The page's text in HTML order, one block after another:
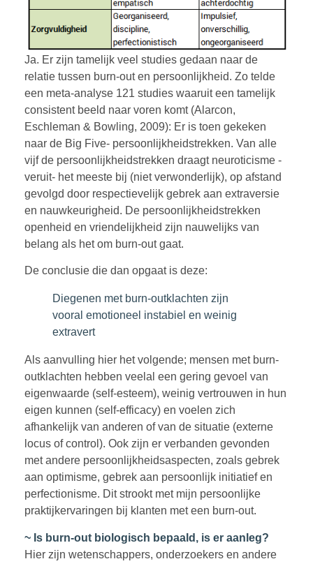
Ja. Er zijn tamelijk veel studies gedaan naar de
relatie tussen burn-out en persoonlijkheid. Zo telde
een meta-analyse 121 studies waaruit een tamelijk
consistent beeld naar voren komt (Alarcon,
Eschleman & Bowling, 2009): Er is toen gekeken
naar de Big Five- persoonlijkheidstrekken. Van alle
vijf de persoonlijkheidstrekken draagt neuroticisme -
veruit- het meeste bij (niet verwonderlijk), op afstand
gevolgd door respectievelijk gebrek aan extraversie
en nauwkeurigheid. De persoonlijkheidstrekken
openheid en vriendelijkheid zijn nauwelijks van
belang als het om burn-out gaat.
De conclusie die dan opgaat is deze:
Diegenen met burn-outklachten zijn
vooral emotioneel instabiel en weinig
extravert
Als aanvulling hier het volgende; mensen met burn-
outklachten hebben veelal een gering gevoel van
eigenwaarde (self-esteem), weinig vertrouwen in hun
eigen kunnen (self-efficacy) en voelen zich
afhankelijk van anderen of van de situatie (externe
locus of control). Ook zijn er verbanden gevonden
met andere persoonlijkheidsaspecten, zoals gebrek
aan optimisme, gebrek aan persoonlijk initiatief en
perfectionisme. Dit strookt met mijn persoonlijke
praktijkervaringen bij klanten met een burn-out.
~ Is burn-out biologisch bepaald, is er aanleg?
Hier zijn wetenschappers, onderzoekers en andere